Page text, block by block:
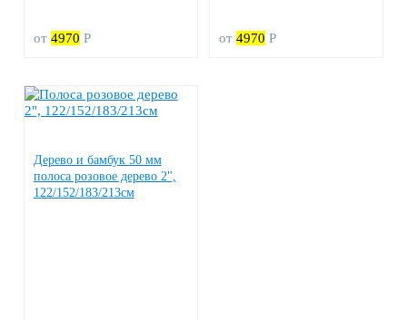
от 4970 Р от 4970 Р
Дерево и бамбук 50 мм
полоса розовое дерево 2",
122/152/183/213см